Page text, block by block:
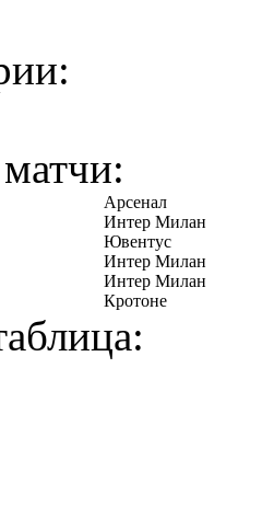
Арсенал
Интер Милан
Ювентус
Интер Милан
Интер Милан
Кротоне